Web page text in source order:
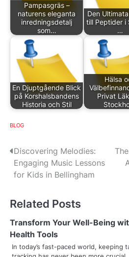
Pampasgräs –
naturens eleganta
inredningsdetalj
som…
Den
till Peptider i
…
En Djuptgående Blick
på Korshalsbandens
Historia och Stil
Hälsa
Privat
BLOG
P
o
t
n
a
Discovering Melodies:
Engaging Music Lessons
for Kids in Bellingham
Related Posts
Transform Your Well-Being
Health Tools
In today’s fast-paced world, keeping